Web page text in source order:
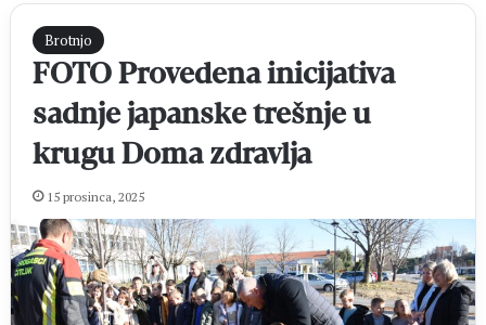
Brotnjo
FOTO Provedena inicijativa
sadnje japanske trešnje u
krugu Doma zdravlja
15 prosinca, 2025